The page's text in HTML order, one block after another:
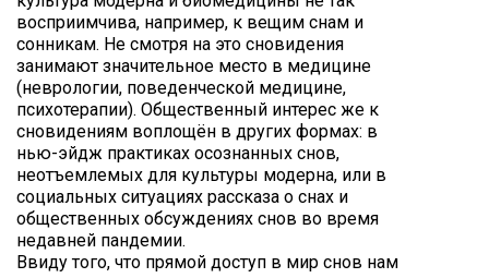
восприимчива, например, к вещим снам и
сонникам. Не смотря на это сновидения
занимают значительное место в медицине
(неврологии, поведенческой медицине,
психотерапии). Общественный интерес же к
сновидениям воплощён в других формах: в
нью-эйдж практиках осознанных снов,
неотъемлемых для культуры модерна, или в
социальных ситуациях рассказа о снах и
общественных обсуждениях снов во время
недавней пандемии.
Ввиду того, что прямой доступ в мир снов нам